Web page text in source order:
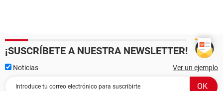
¡SUSCRÍBETE A NUESTRA NEWSLETTER!
Noticias Ver un ejemplo